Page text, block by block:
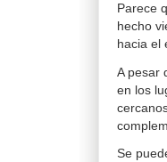
Parece
hecho
hacia el
A pesar
en los
Se